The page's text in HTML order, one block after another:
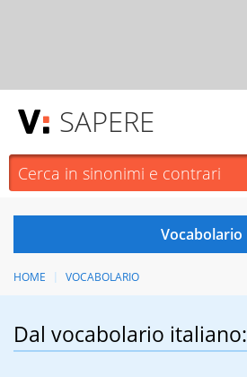
SAPERE
HOME VOCABOLARIO
Dal vocabolario italiano: